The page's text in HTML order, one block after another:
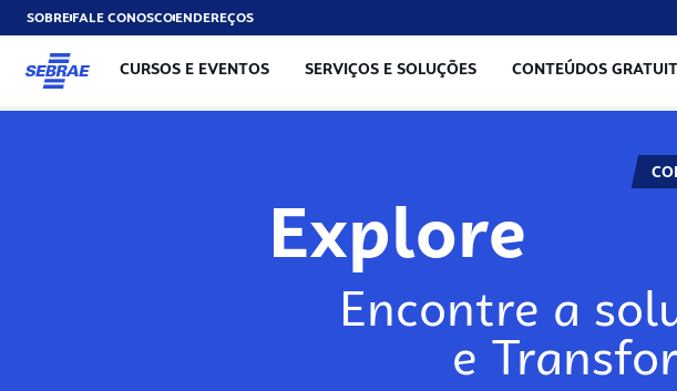
SOBREFALE CONOSCOENDEREÇOS
CURSOS E EVENTOS SERVIÇOS E SOLUÇÕES CONTEÚDOS
Explore
Encontre a
e